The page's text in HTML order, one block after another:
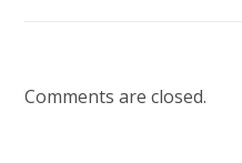
Comments are closed.